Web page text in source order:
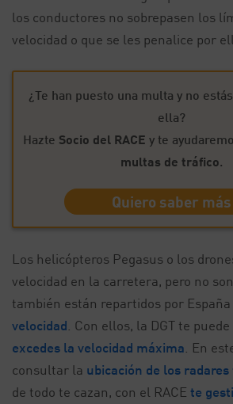
los conductores no sobrepasen los
velocidad o que se les penalice por
¿Te han puesto una multa y no
ella?
Hazte Socio del RACE y te
multas de tráfico.
Quiero saber más
Los helicópteros Pegasus o los
velocidad en la carretera, pero no
también están repartidos por
velocidad . Con ellos, la DGT te
excedes la velocidad máxima . En
consultar la ubicación de los radares
de todo te cazan, con el RACE te